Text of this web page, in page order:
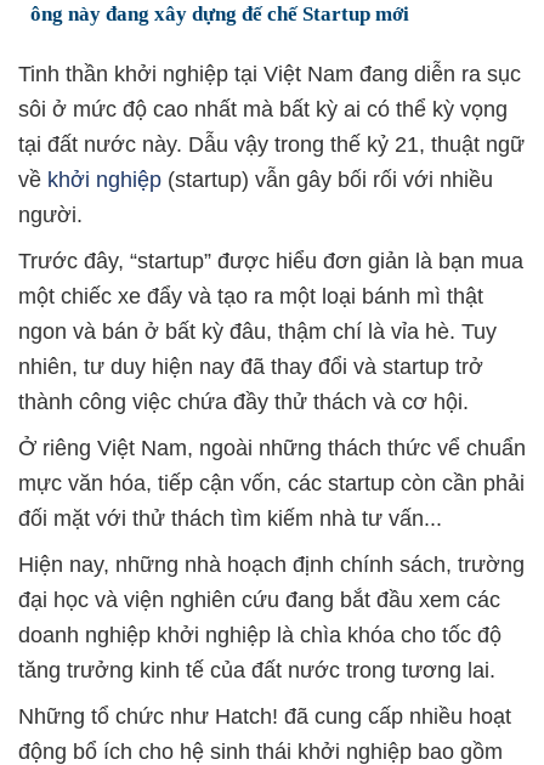
ông này đang xây dựng đế chế Startup mới
Tinh thần khởi nghiệp tại Việt Nam đang diễn ra sục
sôi ở mức độ cao nhất mà bất kỳ ai có thể kỳ vọng
tại đất nước này. Dẫu vậy trong thế kỷ 21, thuật ngữ
về khởi nghiệp (startup) vẫn gây bối rối với nhiều
người.
Trước đây, “startup” được hiểu đơn giản là bạn mua
một chiếc xe đẩy và tạo ra một loại bánh mì thật
ngon và bán ở bất kỳ đâu, thậm chí là vỉa hè. Tuy
nhiên, tư duy hiện nay đã thay đổi và startup trở
thành công việc chứa đầy thử thách và cơ hội.
Ở riêng Việt Nam, ngoài những thách thức vể chuẩn
mực văn hóa, tiếp cận vốn, các startup còn cần phải
đối mặt với thử thách tìm kiếm nhà tư vấn...
Hiện nay, những nhà hoạch định chính sách, trường
đại học và viện nghiên cứu đang bắt đầu xem các
doanh nghiệp khởi nghiệp là chìa khóa cho tốc độ
tăng trưởng kinh tế của đất nước trong tương lai.
Những tổ chức như Hatch! đã cung cấp nhiều hoạt
động bổ ích cho hệ sinh thái khởi nghiệp bao gồm